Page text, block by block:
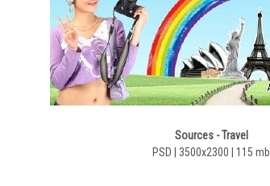
Sources - Travel
PSD | 3500x2300 | 115 mb